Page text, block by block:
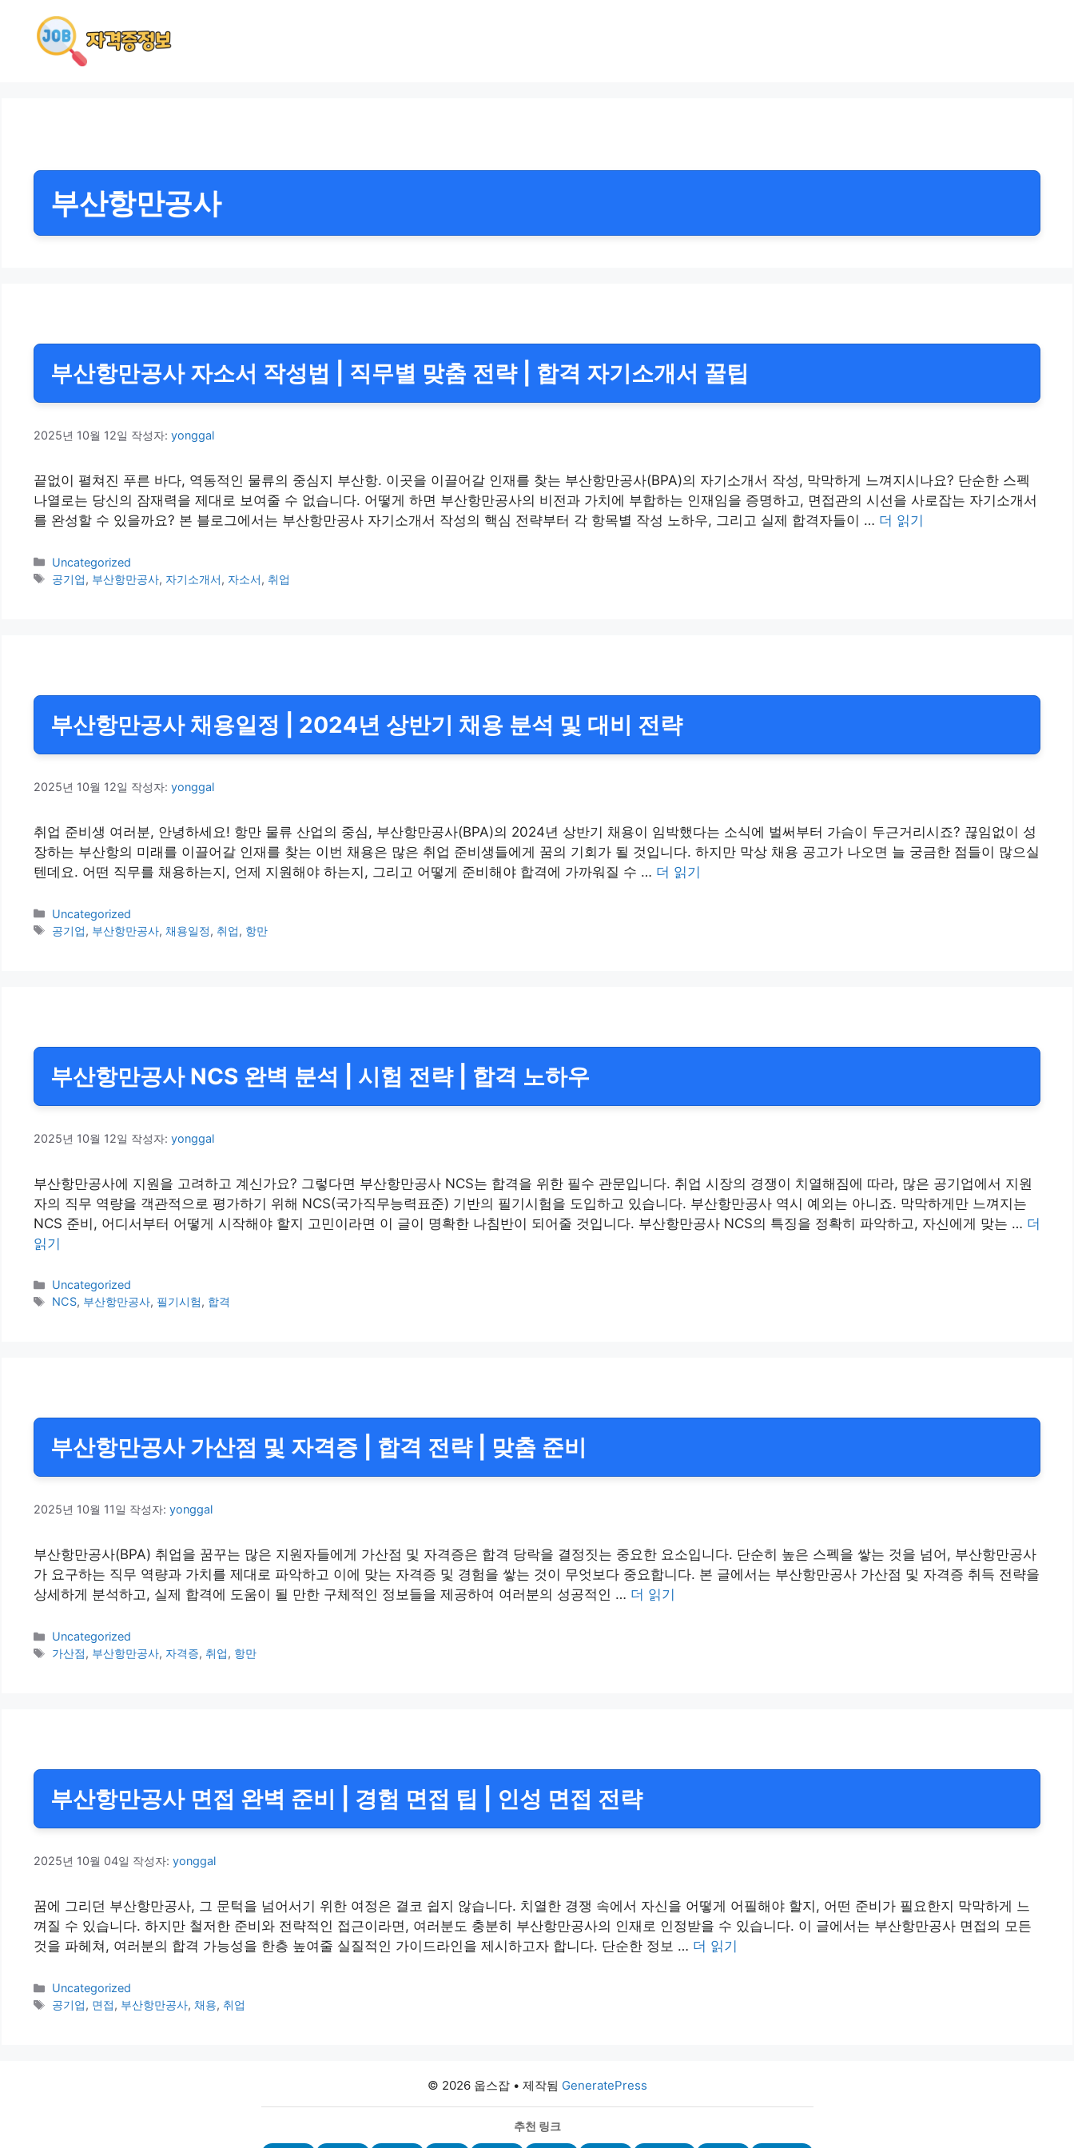
부산항만공사
부산항만공사 자소서 작성법 | 직무별 맞춤 전략 | 합격 자기소개서 꿀팁
2025년 10월 12일 작성자: yonggal
끝없이 펼쳐진 푸른 바다, 역동적인 물류의 중심지 부산항. 이곳을 이끌어갈 인재를 찾는 부산항만공사(BPA)의 자기소개서 작성, 막막하게 느껴지시나요? 단순한 스펙
나열로는 당신의 잠재력을 제대로 보여줄 수 없습니다. 어떻게 하면 부산항만공사의 비전과 가치에 부합하는 인재임을 증명하고, 면접관의 시선을 사로잡는 자기소개서
를 완성할 수 있을까요? 본 블로그에서는 부산항만공사 자기소개서 작성의 핵심 전략부터 각 항목별 작성 노하우, 그리고 실제 합격자들이 … 더 읽기
카
테
Uncategorized
태
공기업, 부산항만공사, 자기소개서, 자소서, 취업
부산항만공사 채용일정 | 2024년 상반기 채용 분석 및 대비 전략
2025년 10월 12일 작성자: yonggal
취업 준비생 여러분, 안녕하세요! 항만 물류 산업의 중심, 부산항만공사(BPA)의 2024년 상반기 채용이 임박했다는 소식에 벌써부터 가슴이 두근거리시죠? 끊임없이 성
장하는 부산항의 미래를 이끌어갈 인재를 찾는 이번 채용은 많은 취업 준비생들에게 꿈의 기회가 될 것입니다. 하지만 막상 채용 공고가 나오면 늘 궁금한 점들이 많으실
텐데요. 어떤 직무를 채용하는지, 언제 지원해야 하는지, 그리고 어떻게 준비해야 합격에 가까워질 수 … 더 읽기
카
테
Uncategorized
태
공기업, 부산항만공사, 채용일정, 취업, 항만
부산항만공사 NCS 완벽 분석 | 시험 전략 | 합격 노하우
2025년 10월 12일 작성자: yonggal
부산항만공사에 지원을 고려하고 계신가요? 그렇다면 부산항만공사 NCS는 합격을 위한 필수 관문입니다. 취업 시장의 경쟁이 치열해짐에 따라, 많은 공기업에서 지원
자의 직무 역량을 객관적으로 평가하기 위해 NCS(국가직무능력표준) 기반의 필기시험을 도입하고 있습니다. 부산항만공사 역시 예외는 아니죠. 막막하게만 느껴지는
NCS 준비, 어디서부터 어떻게 시작해야 할지 고민이라면 이 글이 명확한 나침반이 되어줄 것입니다. 부산항만공사 NCS의 특징을 정확히 파악하고, 자신에게 맞는 … 더
읽기
카
테
Uncategorized
태
NCS, 부산항만공사, 필기시험, 합격
부산항만공사 가산점 및 자격증 | 합격 전략 | 맞춤 준비
2025년 10월 11일 작성자: yonggal
부산항만공사(BPA) 취업을 꿈꾸는 많은 지원자들에게 가산점 및 자격증은 합격 당락을 결정짓는 중요한 요소입니다. 단순히 높은 스펙을 쌓는 것을 넘어, 부산항만공사
가 요구하는 직무 역량과 가치를 제대로 파악하고 이에 맞는 자격증 및 경험을 쌓는 것이 무엇보다 중요합니다. 본 글에서는 부산항만공사 가산점 및 자격증 취득 전략을
상세하게 분석하고, 실제 합격에 도움이 될 만한 구체적인 정보들을 제공하여 여러분의 성공적인 … 더 읽기
카
테
Uncategorized
태
가산점, 부산항만공사, 자격증, 취업, 항만
부산항만공사 면접 완벽 준비 | 경험 면접 팁 | 인성 면접 전략
2025년 10월 04일 작성자: yonggal
꿈에 그리던 부산항만공사, 그 문턱을 넘어서기 위한 여정은 결코 쉽지 않습니다. 치열한 경쟁 속에서 자신을 어떻게 어필해야 할지, 어떤 준비가 필요한지 막막하게 느
껴질 수 있습니다. 하지만 철저한 준비와 전략적인 접근이라면, 여러분도 충분히 부산항만공사의 인재로 인정받을 수 있습니다. 이 글에서는 부산항만공사 면접의 모든
것을 파헤쳐, 여러분의 합격 가능성을 한층 높여줄 실질적인 가이드라인을 제시하고자 합니다. 단순한 정보 … 더 읽기
카
테
Uncategorized
태
공기업, 면접, 부산항만공사, 채용, 취업
© 2026 웁스잡• 제작됨 GeneratePress
추천 링크